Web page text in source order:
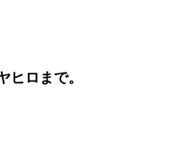
ヒロまで。